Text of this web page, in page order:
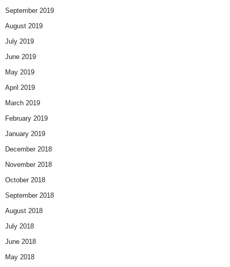
September 2019
August 2019
July 2019
June 2019
May 2019
April 2019
March 2019
February 2019
January 2019
December 2018
November 2018
October 2018
September 2018
August 2018
July 2018
June 2018
May 2018